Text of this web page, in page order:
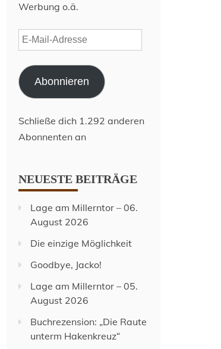
Werbung o.ä.
E-
Mail-
Adresse
Abonnieren
Schließe dich 1.292 anderen
Abonnenten an
NEUESTE BEITRÄGE
Lage am Millerntor – 06.
August 2026
Die einzige Möglichkeit
Goodbye, Jacko!
Lage am Millerntor – 05.
August 2026
Buchrezension: „Die Raute
unterm Hakenkreuz“